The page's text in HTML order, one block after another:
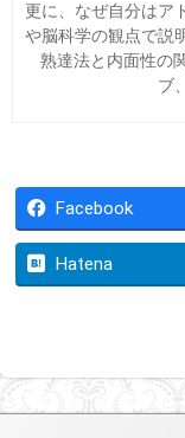
更に、なぜ自分はア
や脳科学の観点で説
熟達法と内面性の
ブ
Facebook
Hatena